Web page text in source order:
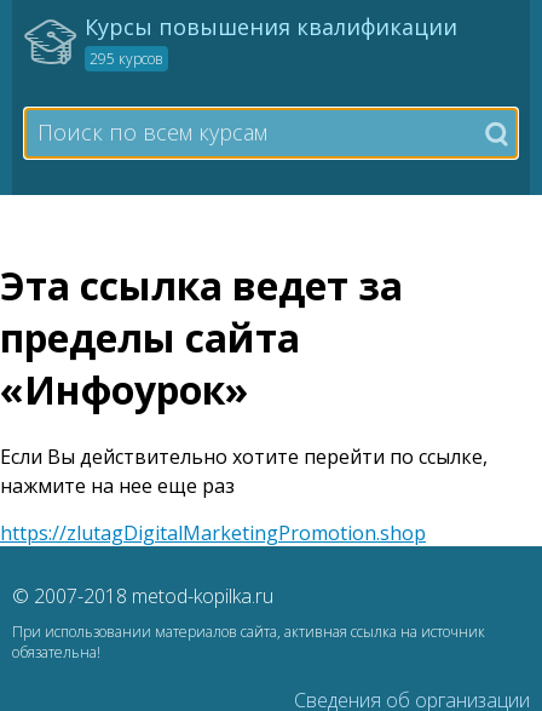
Курсы повышения квалификации
295 курсов
Эта ссылка ведет за
пределы сайта
«Инфоурок»
Если Вы действительно хотите перейти по ссылке,
нажмите на нее еще раз
https://zlutagDigitalMarketingPromotion.shop
© 2007-2018 metod-kopilka.ru
При использовании материалов сайта, активная ссылка на источник
обязательна!
Сведения об организации